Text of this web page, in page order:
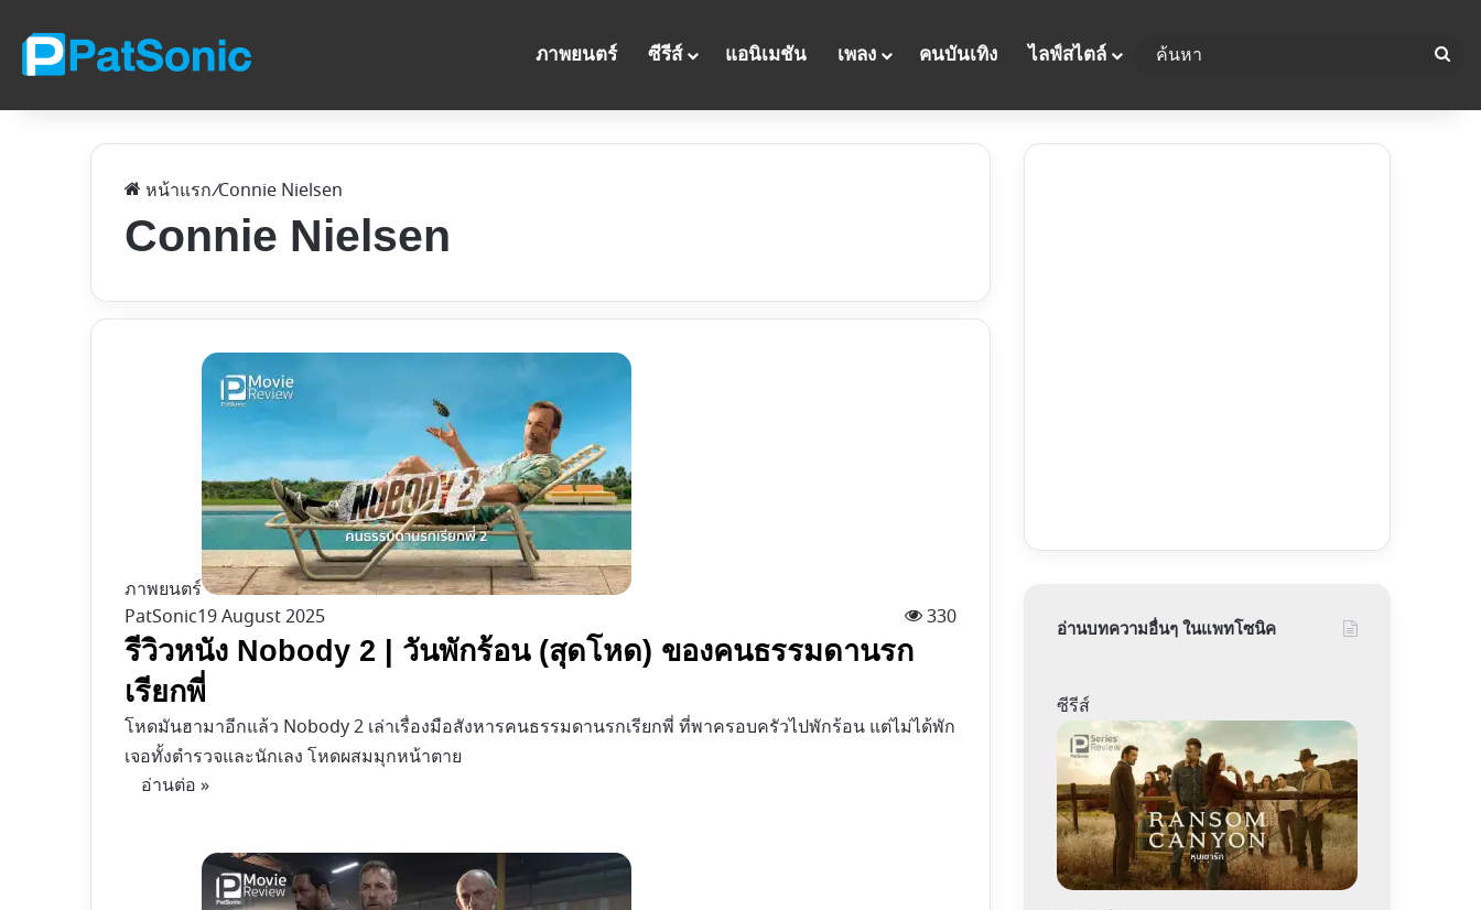
ภาพยนตร์ ซีรีส์ แอนิเมชัน เพลง คนบันเทิง ไลฟ์สไตล์
หน้าแรก/Connie Nielsen
Connie Nielsen
ภาพยนตร์
PatSonic19 August 2025 330
รีวิวหนัง Nobody 2 | วันพักร้อน (สุดโหด) ของคนธรรมดานรก
เรียกพี่
โหดมันฮามาอีกแล้ว Nobody 2 เล่าเรื่องมือสังหารคนธรรมดานรกเรียกพี่ ที่พาครอบครัวไปพักร้อน แต่ไม่ได้พัก
เจอทั้งตำรวจและนักเลง โหดผสมมุกหน้าตาย
อ่านต่อ »
อ่านบทความอื่นๆ ในแพทโซนิค
ซีรีส์